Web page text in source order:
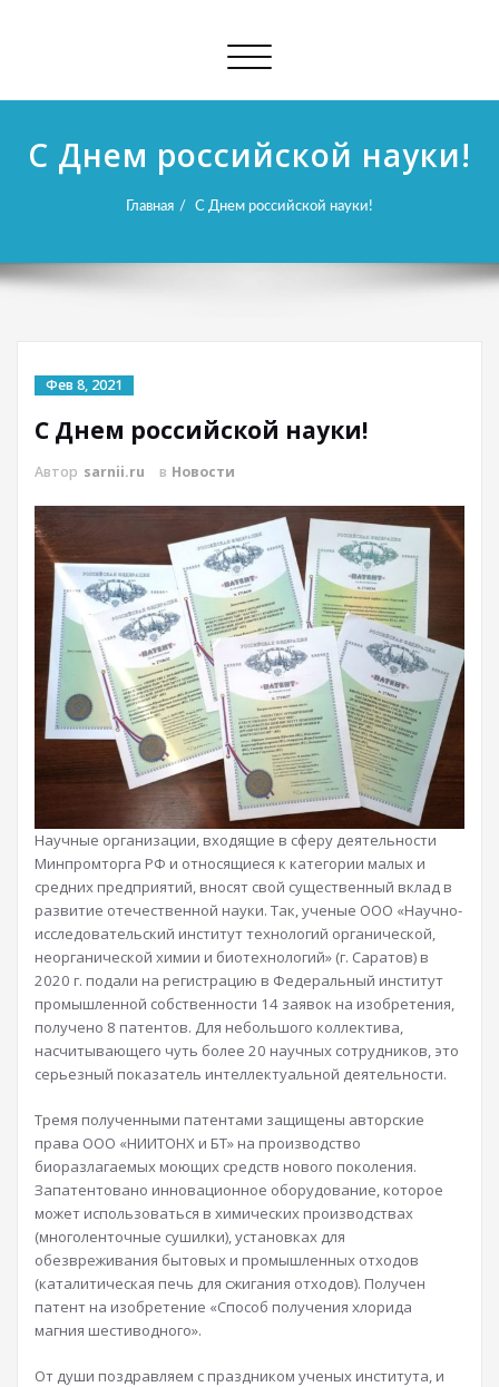
Показать/
навигацию
С Днем российской науки!
Главная С Днем российской науки!
Фев 8, 2021
С Днем российской науки!
Автор sarnii.ru в Новости
Научные организации, входящие в сферу деятельности
Минпромторга РФ и относящиеся к категории малых и
средних предприятий, вносят свой существенный вклад в
развитие отечественной науки. Так, ученые ООО «Научно-
исследовательский институт технологий органической,
неорганической химии и биотехнологий» (г. Саратов) в
2020 г. подали на регистрацию в Федеральный институт
промышленной собственности 14 заявок на изобретения,
получено 8 патентов. Для небольшого коллектива,
насчитывающего чуть более 20 научных сотрудников, это
серьезный показатель интеллектуальной деятельности.
Тремя полученными патентами защищены авторские
права ООО «НИИТОНХ и БТ» на производство
биоразлагаемых моющих средств нового поколения.
Запатентовано инновационное оборудование, которое
может использоваться в химических производствах
(многоленточные сушилки), установках для
обезвреживания бытовых и промышленных отходов
(каталитическая печь для сжигания отходов). Получен
патент на изобретение «Способ получения хлорида
магния шестиводного».
От души поздравляем с праздником ученых института, и